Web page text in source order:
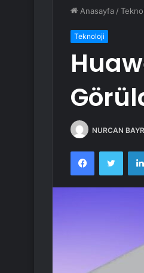
Anasayfa /
Teknoloji
NURCAN
Facebook